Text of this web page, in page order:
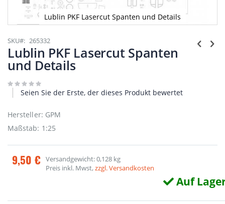
Lublin PKF Lasercut Spanten und Details
Anfang
der
Bildgalerie
springen
SKU 265332
Lublin PKF Lasercut Spanten
und Details
Seien Sie der Erste, der dieses Produkt bewertet
Hersteller: GPM
Maßstab: 1:25
9,50 € Versandgewicht: 0,128 kg
Preis inkl. Mwst,zzgl. Versandkosten
Auf